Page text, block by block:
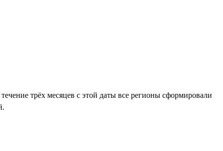
трёх месяцев с этой даты все регионы сформировали